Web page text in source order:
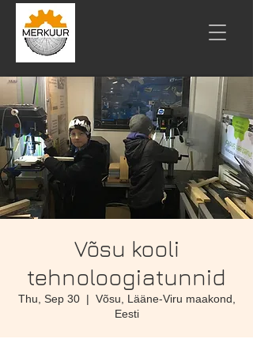
Võsu kooli
tehnoloogiatunnid
Thu, Sep 30
  |
Võsu, Lääne-Viru maakond,
Eesti